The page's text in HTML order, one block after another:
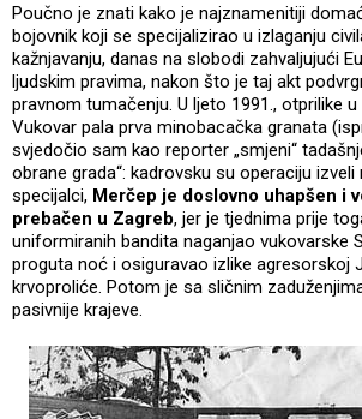
Poučno je znati kako je najznamenitiji
bojovnik koji se specijalizirao u izlaganju
kažnjavanju, danas na slobodi zahvaljujući
ljudskim pravima, nakon što je taj akt
pravnom tumačenju. U ljeto 1991., otprilike
Vukovar pala prva minobacačka granata
svjedočio sam kao reporter „smjeni“
obrane grada“: kadrovsku su operaciju
specijalci, Merčep je doslovno uhapšen i
prebačen u Zagreb, jer je tjednima prije
uniformiranih bandita naganjao vukovarske
proguta noć i osiguravao izlike agresorskoj
krvoproliće. Potom je sa sličnim
pasivnije krajeve.